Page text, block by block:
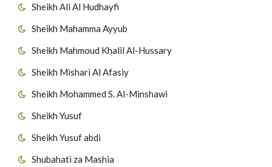
Sheikh Ali Al Hudhayfi
Sheikh Mahamma Ayyub
Sheikh Mahmoud Khalil Al-Hussary
Sheikh Mishari Al Afasiy
Sheikh Mohammed S. Al-Minshawi
Sheikh Yusuf
Sheikh Yusuf abdi
Shubahati za Mashia